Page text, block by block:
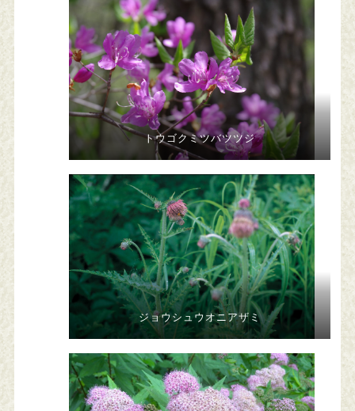
トウゴクミツバツツジ
ジョウシュウオニアザミ